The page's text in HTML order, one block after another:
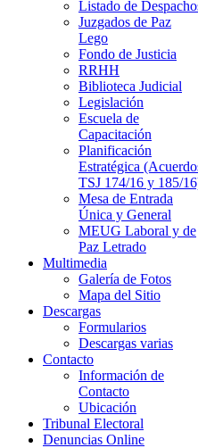
Listado de
Juzgados de Paz
Lego
Fondo de Justicia
RRHH
Biblioteca Judicial
Legislación
Escuela de
Capacitación
Planificación
Estratégica
TSJ 174/16 y 185/
Mesa de Entrada
Única y General
MEUG Laboral y de
Paz Letrado
Multimedia
Galería de Fotos
Mapa del Sitio
Descargas
Formularios
Descargas varias
Contacto
Información de
Contacto
Ubicación
Tribunal Electoral
Denuncias Online